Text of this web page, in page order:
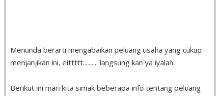
Menunda berarti mengabaikan peluang usaha yang cukup
menjanjikan ini, eittttt.......... langsung kan ya iyalah.
Berikut ini mari kita simak beberapa info tentang peluang